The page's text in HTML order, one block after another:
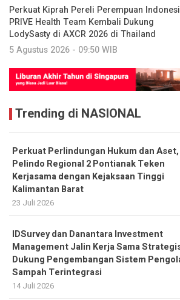
Perkuat Kiprah Pereli Perempuan
PRIVE Health Team Kembali Dukung
LodySasty di AXCR 2026 di Thailand
5 Agustus 2026 - 09:50 WIB
Trending di NASIONAL
Perkuat Perlindungan Hukum dan Aset,
Pelindo Regional 2 Pontianak Teken
Kerjasama dengan Kejaksaan Tinggi
Kalimantan Barat
23 Juli 2026
IDSurvey dan Danantara Investment
Management Jalin Kerja Sama
Dukung Pengembangan Sistem
Sampah Terintegrasi
14 Juli 2026